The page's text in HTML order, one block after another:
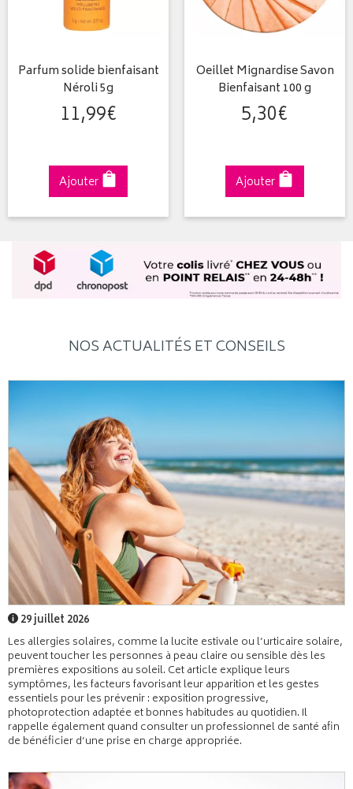
Parfum solide bienfaisant
Néroli 5g
11,99€
Ajouter
Oeillet Mignardise Savon
Bienfaisant 100 g
5,30€
Ajouter
NOS ACTUALITÉS ET CONSEILS
29 juillet 2026
Les allergies solaires, comme la lucite estivale ou l’urticaire solaire,
peuvent toucher les personnes à peau claire ou sensible dès les
premières expositions au soleil. Cet article explique leurs
symptômes, les facteurs favorisant leur apparition et les gestes
essentiels pour les prévenir : exposition progressive,
photoprotection adaptée et bonnes habitudes au quotidien. Il
rappelle également quand consulter un professionnel de santé afin
de bénéficier d’une prise en charge appropriée.